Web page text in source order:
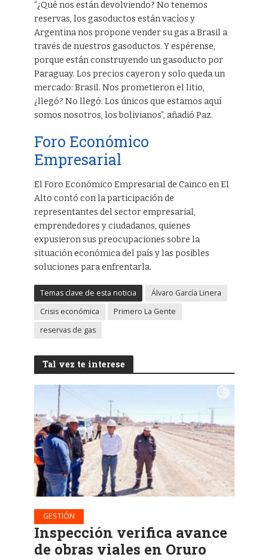
“¿Qué nos están devolviendo? No tenemos
reservas, los gasoductos están vacíos y
Argentina nos propone vender su gas a Brasil a
través de nuestros gasoductos. Y espérense,
porque están construyendo un gasoducto por
Paraguay. Los precios cayeron y solo queda un
mercado: Brasil. Nos prometieron el litio,
¿llegó? No llegó. Los únicos que estamos aquí
somos nosotros, los bolivianos”, añadió Paz.
Foro Económico
Empresarial
El Foro Económico Empresarial de Cainco en El
Alto contó con la participación de
representantes del sector empresarial,
emprendedores y ciudadanos, quienes
expusieron sus preocupaciones sobre la
situación económica del país y las posibles
soluciones para enfrentarla.
Temas clave de esta noticia
Álvaro García Linera
Crisis económica
Primero La Gente
reservas de gas
Tal vez te interese
GESTIÓN
Inspección verifica avance
de obras viales en Oruro